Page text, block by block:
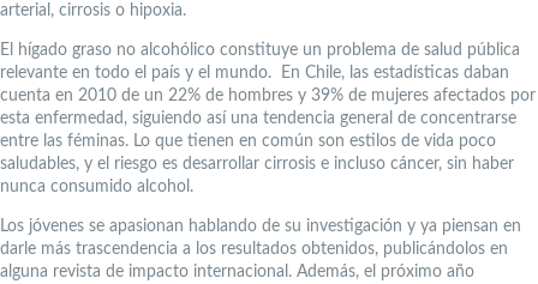
arterial, cirrosis o hipoxia.
El hígado graso no alcohólico constituye un problema de salud pública
relevante en todo el país y el mundo. En Chile, las estadísticas daban
cuenta en 2010 de un 22% de hombres y 39% de mujeres afectados por
esta enfermedad, siguiendo así una tendencia general de concentrarse
entre las féminas. Lo que tienen en común son estilos de vida poco
saludables, y el riesgo es desarrollar cirrosis e incluso cáncer, sin haber
nunca consumido alcohol.
Los jóvenes se apasionan hablando de su investigación y ya piensan en
darle más trascendencia a los resultados obtenidos, publicándolos en
alguna revista de impacto internacional. Además, el próximo año